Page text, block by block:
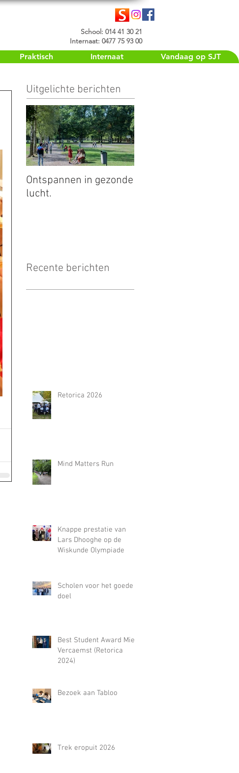
School: 014 41 30 21
Internaat: 0477 75 93 00
Praktisch Internaat Vandaag op SJT
Uitgelichte berichten
Ontspannen in gezonde
lucht.
Recente berichten
Retorica 2026
Mind Matters Run
Knappe prestatie van
Lars Dhooghe op de
Wiskunde Olympiade
Scholen voor het goede
doel
Best Student Award Miel
Vercaemst (Retorica
2024)
Bezoek aan Tabloo
Trek eropuit 2026